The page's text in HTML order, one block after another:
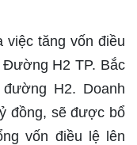
việc tăng vốn điều
H2 TP. Bắc
H2. Doanh
đồng, sẽ được bổ
vốn điều lệ lên